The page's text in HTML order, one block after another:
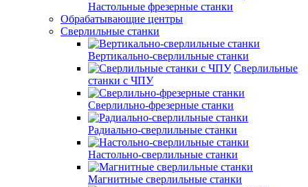
Настольные фрезерные станки
Обрабатывающие центры
Сверлильные станки
Вертикально-сверлильные станки
Сверлильные
станки с ЧПУ
Сверлильно-фрезерные станки
Радиально-сверлильные станки
Настольно-сверлильные станки
Магнитные сверлильные станки